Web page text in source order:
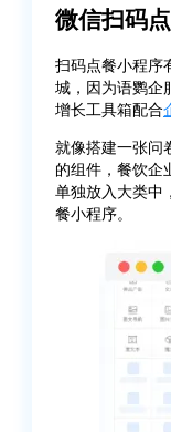
微信扫码
扫码点餐小程序
城，因为语鹦企
增长工具箱配合
就像搭建一张问
的组件，餐饮企
单独放入大类中
餐小程序。